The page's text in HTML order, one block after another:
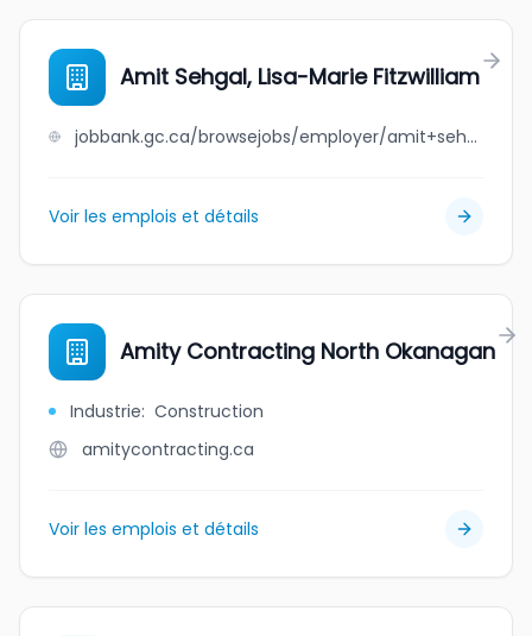
Amit Sehgal, Lisa-Marie Fitzwilliam
jobbank.gc.ca/browsejobs/employer/amit+sehgal%2C+lisa-marie+fitzwilliam/ca
Voir les emplois et détails
Amity Contracting North Okanagan
Industrie: Construction
amitycontracting.ca
Voir les emplois et détails